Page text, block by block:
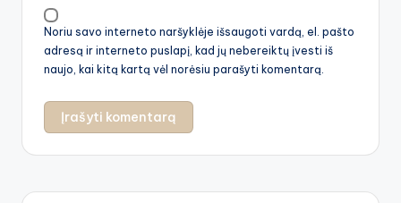
Noriu savo interneto naršyklėje išsaugoti vardą, el. pašto
adresą ir interneto puslapį, kad jų nebereiktų įvesti iš
naujo, kai kitą kartą vėl norėsiu parašyti komentarą.